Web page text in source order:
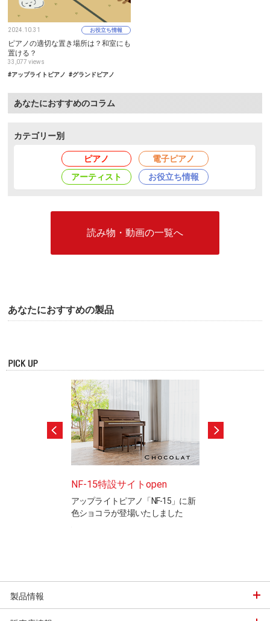
2024.10.31 お役立ち情報
ピアノの適切な置き場所は？和室にも
置ける？
33,077 views
#アップライトピアノ #グランドピアノ
あなたにおすすめのコラム
カテゴリー別
ピアノ
電子ピアノ
アーティスト
お役立ち情報
読み物・動画の一覧へ
あなたにおすすめの製品
NF-15特設サイトopen
アップライトピアノ「NF-15」に新
色ショコラが登場いたしました
製品情報